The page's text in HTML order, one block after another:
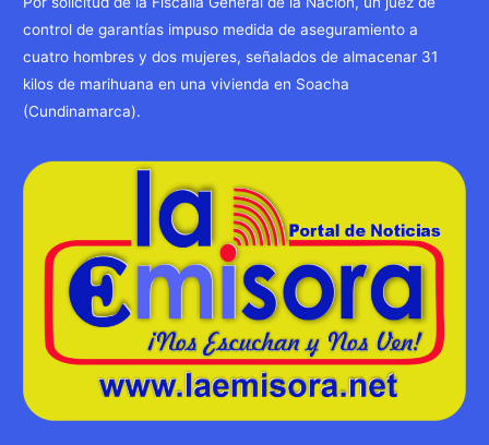
control de garantías impuso medida de aseguramiento a
cuatro hombres y dos mujeres, señalados de almacenar 31
kilos de marihuana en una vivienda en Soacha
(Cundinamarca).